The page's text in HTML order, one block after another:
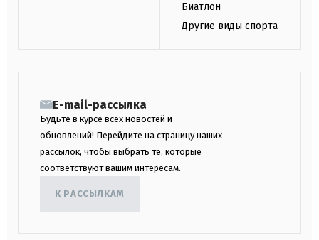
Биатлон
Другие виды спорта
E-mail-рассылка
Будьте в курсе всех новостей и
обновлений! Перейдите на страницу наших
рассылок, чтобы выбрать те, которые
соответствуют вашим интересам.
К РАССЫЛКАМ